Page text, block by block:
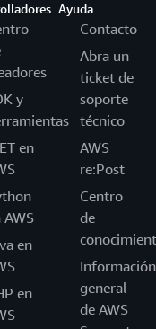
y
en
AWS
en
en
Ayuda
Contacto
Abra un
ticket de
soporte
técnico
AWS
re:Post
Centro
de
Información
general
de AWS